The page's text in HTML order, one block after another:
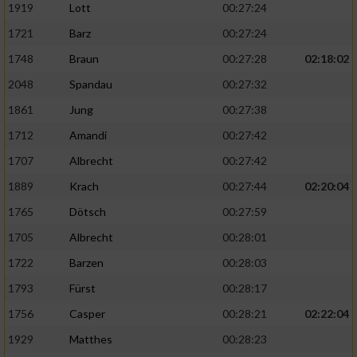
1919
Lott
00:27:24
1721
Barz
00:27:24
1748
Braun 00:27:28
02:18:02
2048
Spandau
00:27:32
1861
Jung
00:27:38
1712
Amandi
00:27:42
1707
Albrecht
00:27:42
1889
Krach 00:27:44
02:20:04
1765
Dötsch
00:27:59
1705
Albrecht
00:28:01
1722
Barzen
00:28:03
1793
Fürst
00:28:17
1756
Casper 00:28:21
02:22:04
1929
Matthes
00:28:23